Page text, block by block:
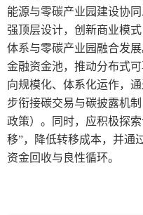
能源与零碳产业园建设协
强顶层设计，创新商业模
体系与零碳产业园融合发
金融资金池，推动分布式
向规模化、体系化运作，
步衔接碳交易与碳披露机
政策）。同时，应积极探
移”，降低转移成本，并通
资金回收与良性循环。